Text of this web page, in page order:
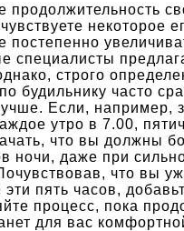
продолжительность
некоторое
постепенно
специалисты
строго
будильнику часто
Если, например,
утро в 7.00,
что вы должны
ночи, даже при
что вы
эти пять часов,
процесс, пока
для вас